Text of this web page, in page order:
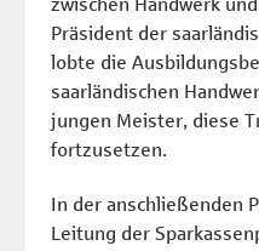
zwischen Handwerk
Präsident der
lobte die
saarländischen
jungen Meister, diese
fortzusetzen.
In der anschließenden
Leitung der